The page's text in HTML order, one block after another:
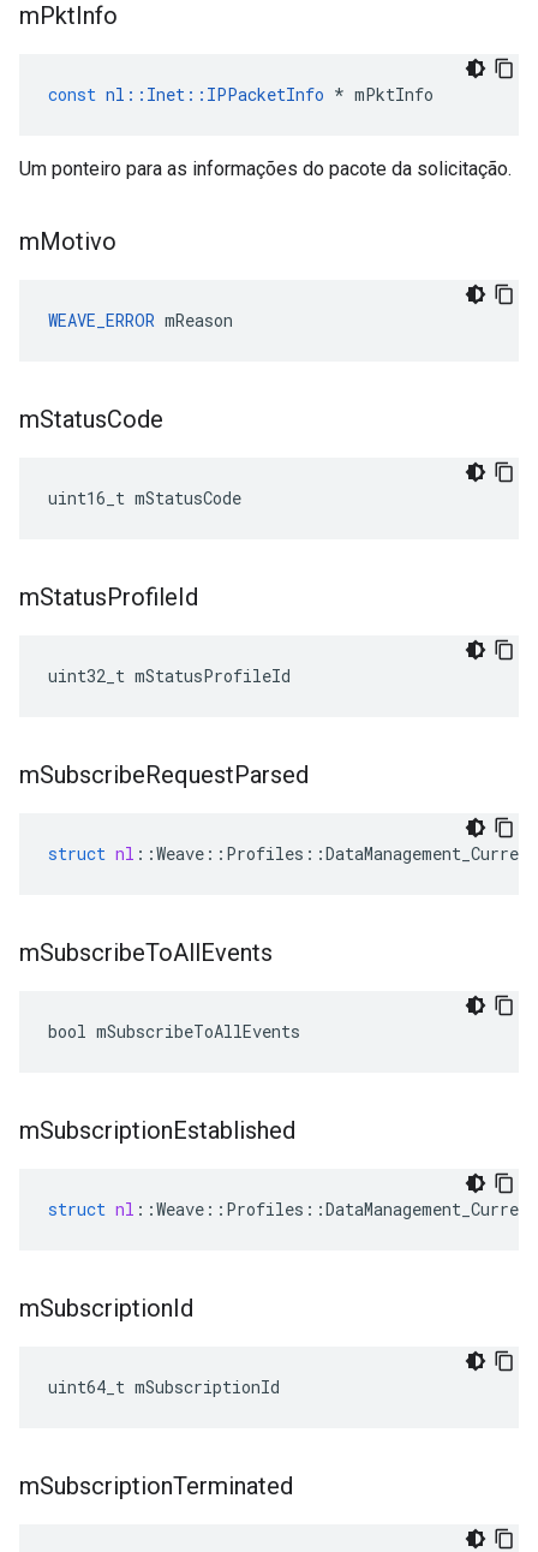
mPktInfo
const nl :: Inet :: IPPacketInfo * mPktInfo
Um ponteiro para as informações do pacote da solicitação.
mMotivo
WEAVE_ERROR mReason
mStatusCode
uint16_t mStatusCode
mStatusProfileId
uint32_t mStatusProfileId
mSubscribeRequestParsed
struct nl ::Weave :: Profiles ::DataManagement_Current
mSubscribeToAllEvents
bool mSubscribeToAllEvents
mSubscriptionEstablished
struct nl ::Weave :: Profiles ::DataManagement_Current
mSubscriptionId
uint64_t mSubscriptionId
mSubscriptionTerminated